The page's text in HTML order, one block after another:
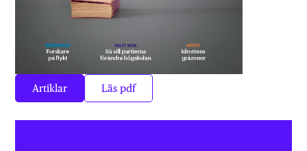
Artiklar Läs pdf